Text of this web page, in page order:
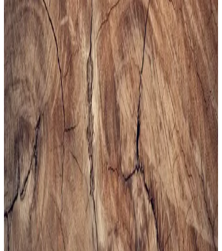
Erkekler için telefon, cüzdan ve eşyaları rahat taşıyan fonksiyonel
sling ve çapraz çantalar, farklı markalar ve modellerle kullanım
kolaylığı sunuyor. Seçim kriterleri detaylıca inceleniyor.
Altınyılz<dı>z Classics Erkek Lacivert Rugan
Kemer İnceleme ve Detaylar
Altınyılz<dı>z Classics'in lacivert rugan erkek kemeri, şık tasarımı
ve yüksek kaliteli yüzeyiyle öne çıkar. Parlak yüzeyi ve modern
görünümüyle resmi ve özel günlerde tercih edilir, dikkat çekici bir
aksesuar sunar.
Bej Erkek Spor Ayakkabıları: Şıklık ve Konforun
Bir Arada Sunulduğu Modeller
Bej erkek spor ayakkabıları, şıklık ve rahatlığı bir arada sunar. Çok
yönlü kullanımı ve trend modelleriyle gardırobunuza şıklık katın,
konforlu ve şık tercihleri keşfedin.
Erkekler İçin Uygun Spor Çantası Seçimi ve
Trendler Hakkında Kapsamlı Rehber
Erkek spor çantası seçerken kapasite, malzeme, konfor ve tasarım
gibi önemli faktörlere dikkat edin. Güncel modeller ve markalarla
tarzınızı ve fonksiyonelliği bir arada yakalayın.